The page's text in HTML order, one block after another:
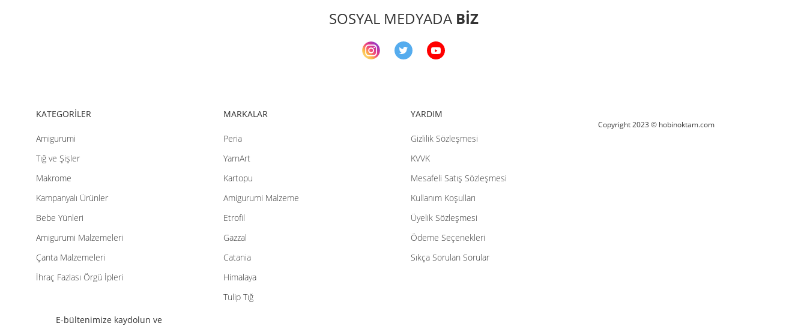
Gönder
SOSYAL MEDYADA BİZ
KATEGORİLER
Amigurumi
Tığ ve Şişler
Makrome
Kampanyalı Ürünler
Bebe Yünleri
Amigurumi Malzemeleri
Çanta Malzemeleri
İhraç Fazlası Örgü İpleri
MARKALAR
Peria
YarnArt
Kartopu
Amigurumi Malzeme
Etrofil
Gazzal
Catania
Himalaya
Tulip Tığ
YARDIM
Gizlilik Sözleşmesi
KVVK
Mesafeli Satış Sözleşmesi
Kullanım Koşulları
Üyelik Sözleşmesi
Ödeme Seçenekleri
Sıkça Sorulan Sorular
E-bültenimize kaydolun ve
Copyright 2023 © hobinoktam.com